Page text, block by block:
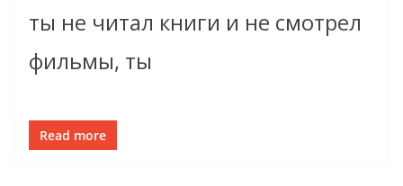
ты не читал книги и не смотрел
фильмы, ты
Read more